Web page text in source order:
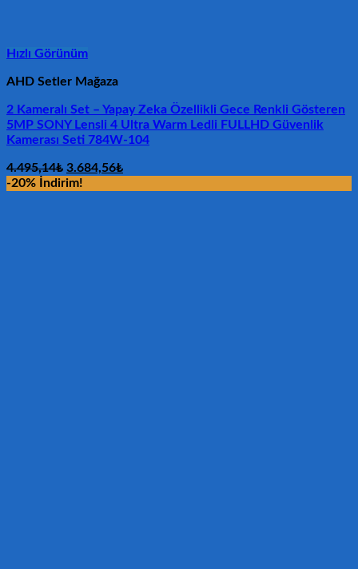
Hızlı Görünüm
AHD Setler Mağaza
2 Kameralı Set – Yapay Zeka Özellikli Gece Renkli Gösteren
5MP SONY Lensli 4 Ultra Warm Ledli FULLHD Güvenlik
Kamerası Seti 784W-104
4.495,14₺ Orijinal
fiyat:
3.684,56₺Şu
-20% İndirim!